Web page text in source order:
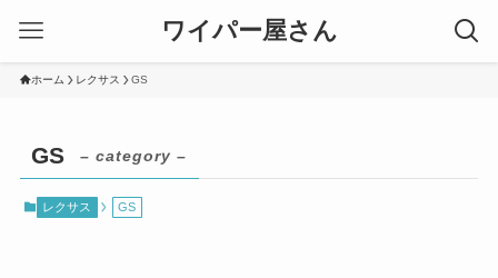
ワイパー屋さん
ホーム レクサス GS
GS – category –
レクサス GS